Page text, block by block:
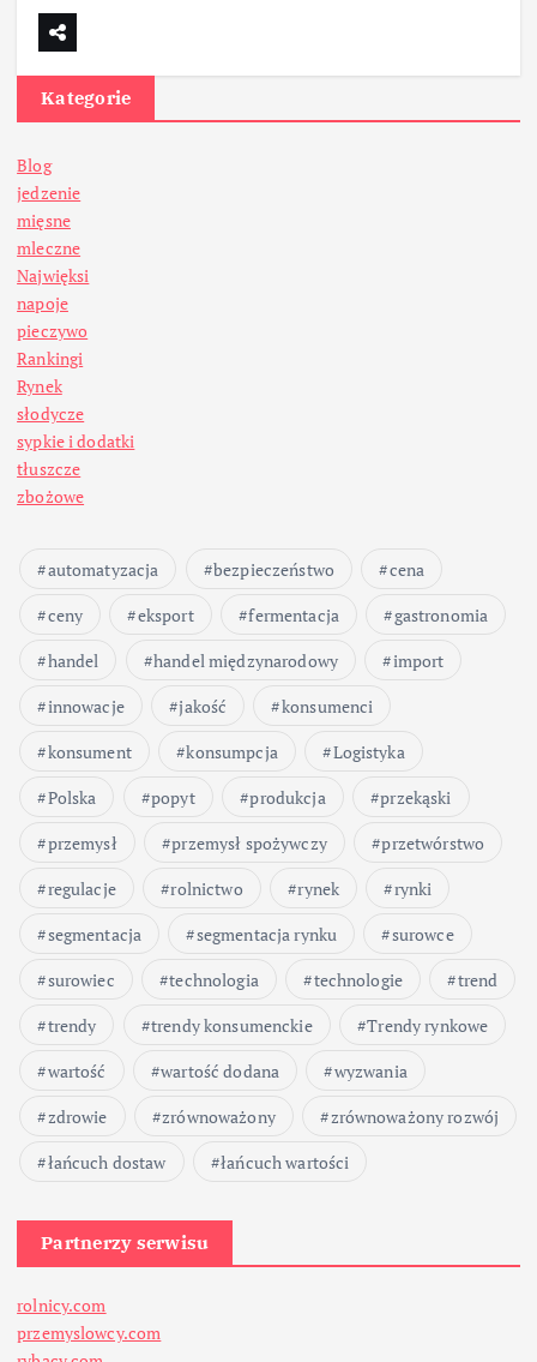
Kategorie
Blog
jedzenie
mięsne
mleczne
Najwięksi
napoje
pieczywo
Rankingi
Rynek
słodycze
sypkie i dodatki
tłuszcze
zbożowe
automatyzacja bezpieczeństwo
cena
ceny
eksport fermentacja
gastronomia
handel
handel międzynarodowy
import
innowacje
jakość
konsumenci
konsument
konsumpcja
Logistyka
Polska
popyt produkcja
przekąski
przemysł
przemysł spożywczy
przetwórstwo
regulacje
rolnictwo rynek
rynki
segmentacja
segmentacja rynku
surowce
surowiec
technologia technologie
trend
trendy
trendy konsumenckie
Trendy rynkowe
wartość
wartość dodana
wyzwania
zdrowie
zrównoważony
zrównoważony rozwój
łańcuch dostaw
łańcuch wartości
Partnerzy serwisu
rolnicy.com
przemyslowcy.com